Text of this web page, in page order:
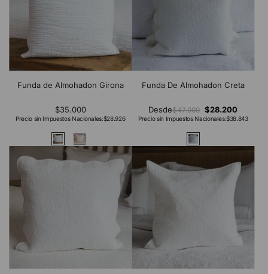
Funda de Almohadon Girona
$35.000
Precio sin Impuestos Nacionales:$28.926
Funda De Almohadon Creta
Desde$47.000 $28.200
Precio sin Impuestos Nacionales:$38.843